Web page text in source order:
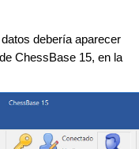
debería aparecer
ChessBase 15, en la